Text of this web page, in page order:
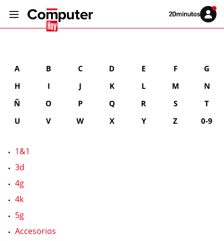
Volver
Iniciar
sesión
A B C D E F
G
H
I J K L M
N
Ñ
O P Q R S
T
U
V W X Y Z 0-9
1&1
3d
4g
4k
5g
Accesorios